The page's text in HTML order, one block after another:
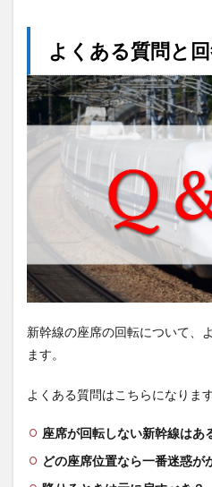
よくある質問と
新幹線の座席の回転について、
ます。
よくある質問はこちらになります
座席が回転しない新幹線はあ
どの座席位置なら一番迷惑が